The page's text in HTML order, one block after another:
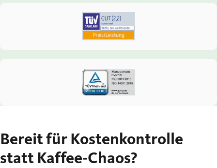
Bereit für Kostenkontrolle
statt Kaffee-Chaos?